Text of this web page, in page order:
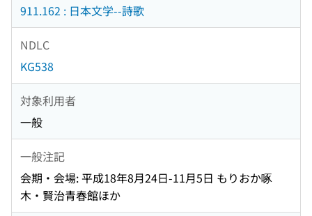
911.162 : 日本文学--詩歌
NDLC
KG538
対象利用者
一般
一般注記
会期・会場: 平成18年8月24日-11月5日 もりおか啄
木・賢治青春館ほか